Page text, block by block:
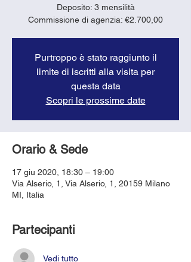
Deposito: 3 mensilità
Purtroppo è stato raggiunto il
limite di iscritti alla visita per
questa data
Scopri le prossime date
Orario & Sede
17 giu 2020, 18:30 – 19:00
Via Alserio, 1, Via Alserio, 1, 20159 Milano
MI, Italia
Partecipanti
Vedi tutto